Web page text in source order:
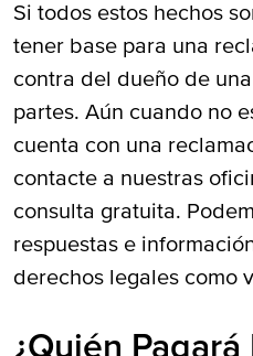
Si todos estos hechos
tener base para una
contra del dueño de
partes. Aún cuando no
cuenta con una
contacte a nuestras
consulta gratuita.
respuestas e
derechos legales como
¿Quién